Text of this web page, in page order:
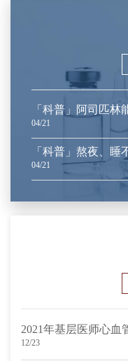
04/21
「科普」熬夜、睡
04/21
2021年基层医师心血
12/23